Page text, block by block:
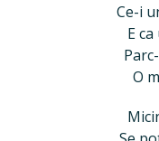
Ce-i
E
O